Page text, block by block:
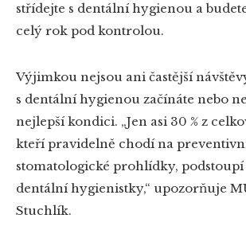
střídejte s dentální hygienou a
celý rok pod kontrolou.
Výjimkou nejsou ani častější
s dentální hygienou začínáte nebo
nejlepší kondici. „Jen asi 30 % z
kteří pravidelně chodí na
stomatologické prohlídky, podstoupí
dentální hygienistky,“ upozorňuje
Stuchlík.